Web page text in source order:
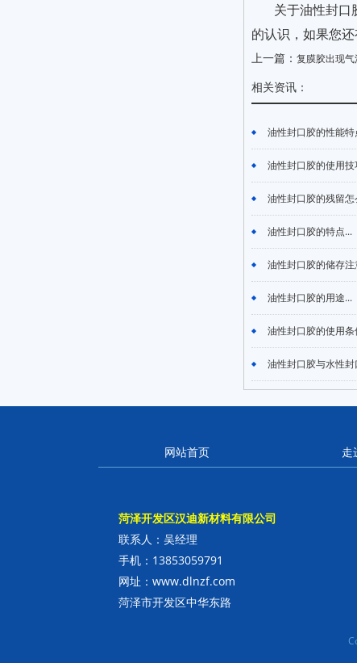
关于油性封口
的认识，如果您
上一篇： 复膜胶出现气
相关资讯：
油性封口胶的性能特
油性封口胶的使用技
油性封口胶的残留怎
油性封口胶的特点...
油性封口胶的储存注
油性封口胶的用途...
油性封口胶的使用
油性封口胶与水性
网站首页 走
菏泽开发区汉迪新材料有限公司
联系人：吴经理
手机：13853059791
网址：www.dlnzf.com
菏泽市开发区中华东路